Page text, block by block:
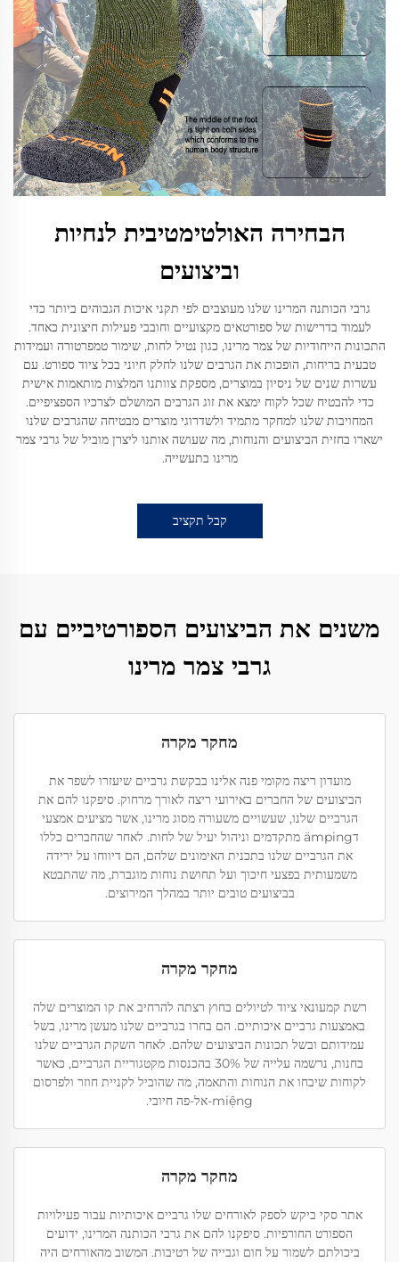
הבחירה האולטימטיבית לנחיות
וביצועים
גרבי הכותנה המרינו שלנו מעוצבים לפי תקני איכות הגבוהים ביותר כדי
לעמוד בדרישות של ספורטאים מקצועיים וחובבי פעילות חיצונית כאחד.
התכונות הייחודיות של צמר מרינו, כגון נטיל לחות, שימור טמפרטורה ועמידות
טבעית בריחות, הופכות את הגרבים שלנו לחלק חיוני בכל ציוד ספורט. עם
עשרות שנים של ניסיון במוצרים, מספקת צוותנו המלצות מותאמות אישית
כדי להבטיח שכל לקוח ימצא את זוג הגרבים המושלם לצרכיו הספציפיים.
המחויבות שלנו למחקר מתמיד ולשדרוגי מוצרים מבטיחה שהגרבים שלנו
ישארו בחזית הביצועים והנוחות, מה שעושה אותנו ליצרן מוביל של גרבי צמר
מרינו בתעשייה.
קבל תקציב
משנים את הביצועים הספורטיביים עם
גרבי צמר מרינו
מחקר מקרה
מועדון ריצה מקומי פנה אלינו בבקשת גרביים שיעזרו לשפר את
הביצועים של החברים באירועי ריצה לאורך מרחוק. סיפקנו להם את
הגרביים שלנו, שעשויים משעורה מסוג מרינו, אשר מציעים אמצעי
דämping מתקדמים וניהול יעיל של לחות. לאחר שהחברים כללו
את הגרביים שלנו בתכנית האימונים שלהם, הם דיווחו על ירידה
משמעותית בפצעי חיכוך ועל תחושת נוחות מוגברת, מה שהתבטא
בביצועים טובים יותר במהלך המירוצים.
מחקר מקרה
רשת קמעונאי ציוד לטיולים בחוץ רצתה להרחיב את קו המוצרים שלה
באמצעות גרביים איכותיים. הם בחרו בגרביים שלנו מעשן מרינו, בשל
עמידותם ובשל תכונות הביצועים שלהם. לאחר השקת הגרביים שלנו
בחנות, נרשמה עלייה של 30% בהכנסות מקטגוריית הגרביים, כאשר
לקוחות שיבחו את הנוחות והתאמה, מה שהוביל לקניית חוזר ולפרסום
miệng-אל-פה חיובי.
מחקר מקרה
אתר סקי ביקש לספק לאורחים שלו גרביים איכותיות עבור פעילויות
הספורט החורפיות. סיפקנו להם את גרבי הכותנה המרינו, ידועים
ביכולתם לשמור על חום וגבייה של רטיבות. המשוב מהאורחים היה